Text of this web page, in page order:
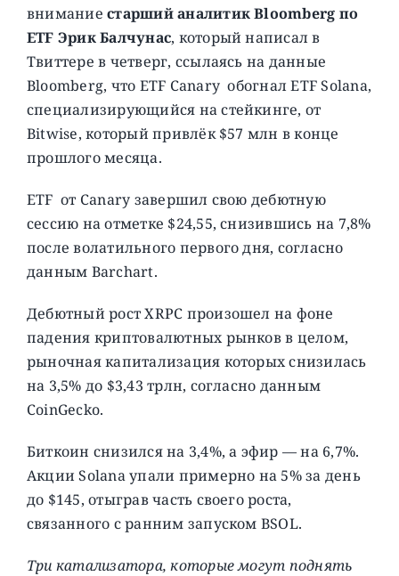
внимание старший аналитик Bloomberg по
ETF Эрик Балчунас, который написал в
Твиттере в четверг, ссылаясь на данные
Bloomberg, что ETF Canary обогнал ETF Solana,
специализирующийся на стейкинге, от
Bitwise, который привлёк $57 млн в конце
прошлого месяца.
ETF от Canary завершил свою дебютную
сессию на отметке $24,55, снизившись на 7,8%
после волатильного первого дня, согласно
данным Barchart.
Дебютный рост XRPC произошел на фоне
падения криптовалютных рынков в целом,
рыночная капитализация которых снизилась
на 3,5% до $3,43 трлн, согласно данным
CoinGecko.
Биткоин снизился на 3,4%, а эфир — на 6,7%.
Акции Solana упали примерно на 5% за день
до $145, отыграв часть своего роста,
связанного с ранним запуском BSOL.
Три катализатора, которые могут поднять